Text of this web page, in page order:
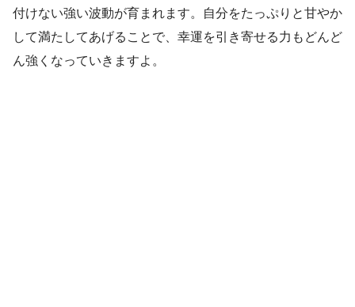
付けない強い波動が育まれます。自分をたっぷりと甘やか
して満たしてあげることで、幸運を引き寄せる力もどんど
ん強くなっていきますよ。